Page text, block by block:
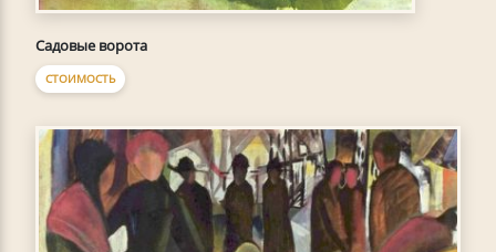
Садовые ворота
СТОИМОСТЬ